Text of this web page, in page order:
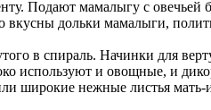
Подают мамалыгу с
дольки мамалыги,
в спираль. Начинки для
используют и овощные, и
широкие нежные листья мать-